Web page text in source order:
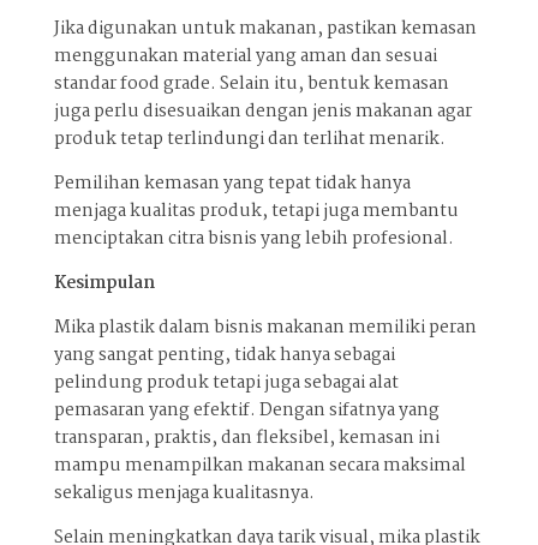
Jika digunakan untuk makanan, pastikan kemasan
menggunakan material yang aman dan sesuai
standar food grade. Selain itu, bentuk kemasan
juga perlu disesuaikan dengan jenis makanan agar
produk tetap terlindungi dan terlihat menarik.
Pemilihan kemasan yang tepat tidak hanya
menjaga kualitas produk, tetapi juga membantu
menciptakan citra bisnis yang lebih profesional.
Kesimpulan
Mika plastik dalam bisnis makanan memiliki peran
yang sangat penting, tidak hanya sebagai
pelindung produk tetapi juga sebagai alat
pemasaran yang efektif. Dengan sifatnya yang
transparan, praktis, dan fleksibel, kemasan ini
mampu menampilkan makanan secara maksimal
sekaligus menjaga kualitasnya.
Selain meningkatkan daya tarik visual, mika plastik